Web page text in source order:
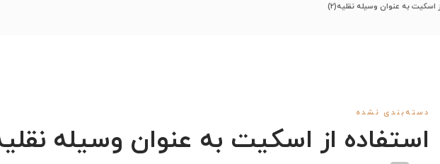
اسکیت به عنوان وسیله نقلیه(2)
دسته‌بندی نشده
استفاده از اسکیت به عنوان وسیله